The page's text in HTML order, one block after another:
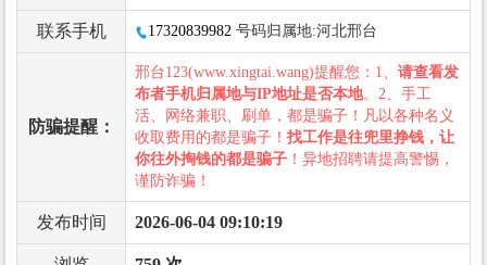
联系手机 17320839982 号码归属地:河北邢台
防骗提醒：
邢台123(www.xingtai.wang)提醒您：1、 请查看发
布者手机归属地与IP地址是否本地。2、手工
活、网络兼职、刷单，都是骗子！凡以各种名义
收取费用的都是骗子！ 找工作是往兜里挣钱，让
你往外掏钱的都是骗子 ！异地招聘请提高警惕，
谨防诈骗！
发布时间 2026-06-04 09:10:19